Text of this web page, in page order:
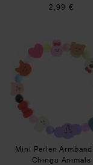
2,99 €
Mini
Mini Perlen
Chingu Animals